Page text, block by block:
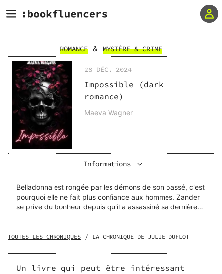
ROMANCE & MYSTÈRE & CRIME
28 DÉC. 2024
Impossible (dark
romance)
Maeva Wagner
Informations
Belladonna est rongée par les démons de son passé, c'est
pourquoi elle ne fait plus confiance aux hommes. Zander
se prive du bonheur depuis qu'il a assassiné sa dernière
tomber raide amoureux d'elle ? Ou cela l'amènera à sa
TOUTES LES CHRONIQUES / LA CHRONIQUE DE JULIE DUFLOT
Un livre qui peut être intéressant